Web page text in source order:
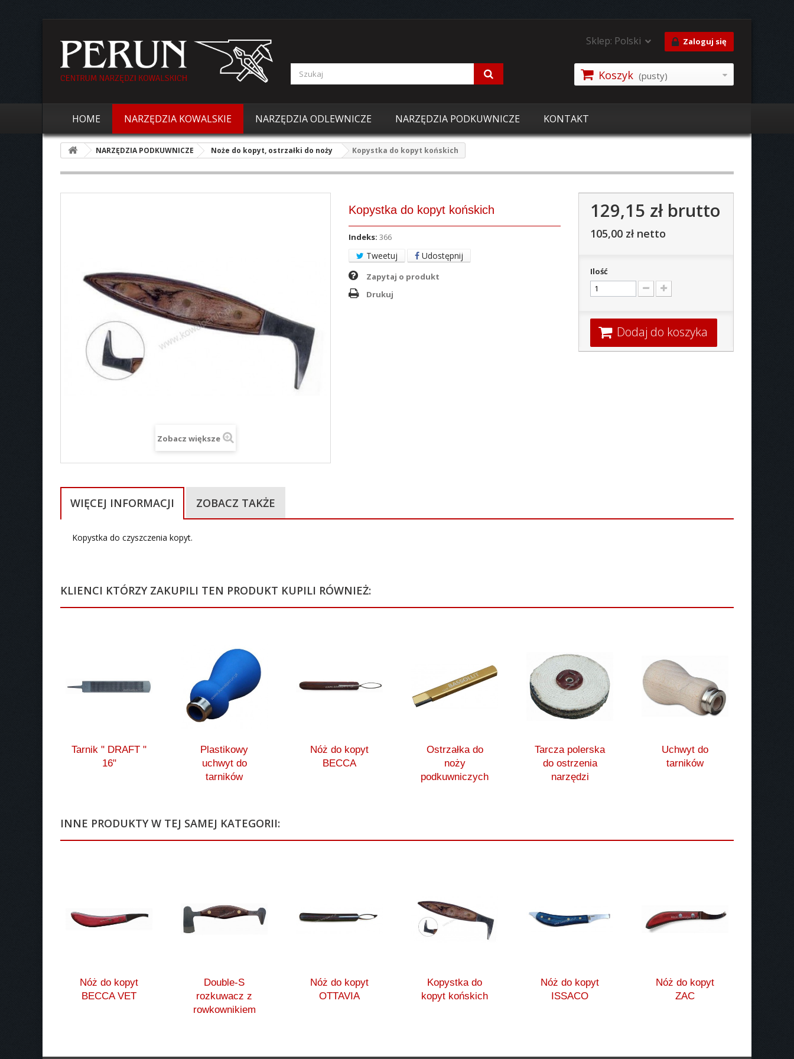
Zaloguj się
Sklep: Polski
Koszyk (pusty)
HOME NARZĘDZIA KOWALSKIE NARZĘDZIA ODLEWNICZE NARZĘDZIA PODKUWNICZE KONTAKT
NARZĘDZIA PODKUWNICZE Noże do kopyt, ostrzałki do noży Kopystka do kopyt końskich
Zobacz większe
Kopystka do kopyt końskich
Indeks: 366
Tweetuj Udostępnij
Zapytaj o produkt
Drukuj
129,15 złbrutto
105,00 zł netto
Ilość
Dodaj do koszyka
WIĘCEJ INFORMACJI ZOBACZ TAKŻE
Kopystka do czyszczenia kopyt.
KLIENCI KTÓRZY ZAKUPILI TEN PRODUKT KUPILI RÓWNIEŻ:
Tarnik " DRAFT "
16"
Plastikowy
uchwyt do
tarników
Nóż do kopyt
BECCA
Ostrzałka do
noży
podkuwniczych
Tarcza polerska
do ostrzenia
narzędzi
Uchwyt do
tarników
INNE PRODUKTY W TEJ SAMEJ KATEGORII:
Nóż do kopyt
BECCA VET
Double-S
rozkuwacz z
rowkownikiem
Nóż do kopyt
OTTAVIA
Kopystka do
kopyt końskich
Nóż do kopyt
ISSACO
Nóż do kopyt
ZAC